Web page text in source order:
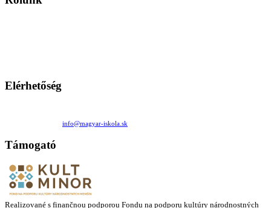
Elérhetőség
info@magyar-iskola.sk
Támogató
Realizované s finančnou podporou Fondu na podporu kultúry národnostných